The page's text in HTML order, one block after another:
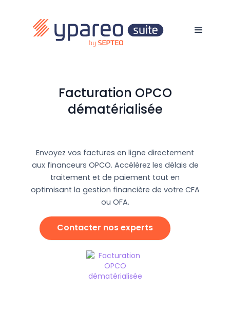
Facturation OPCO
dématérialisée
Envoyez vos factures en ligne directement
aux financeurs OPCO. Accélérez les délais de
traitement et de paiement tout en
optimisant la gestion financière de votre CFA
ou OFA.
Contacter nos experts